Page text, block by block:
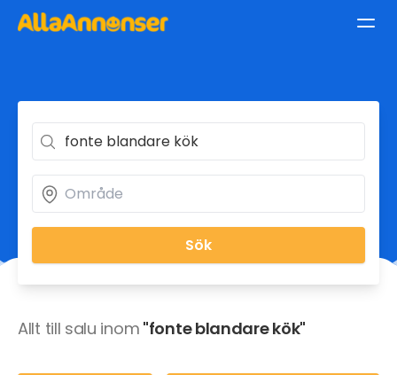
Sök
Allt till salu inom "fonte blandare kök"